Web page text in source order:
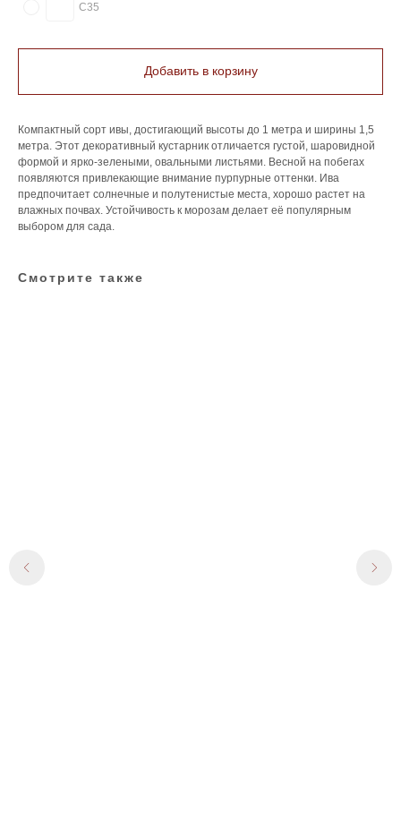
C35
Добавить в корзину
Компактный сорт ивы, достигающий высоты до 1 метра и ширины 1,5
метра. Этот декоративный кустарник отличается густой, шаровидной
формой и ярко-зелеными, овальными листьями. Весной на побегах
появляются привлекающие внимание пурпурные оттенки. Ива
предпочитает солнечные и полутенистые места, хорошо растет на
влажных почвах. Устойчивость к морозам делает её популярным
выбором для сада.
Смотрите также